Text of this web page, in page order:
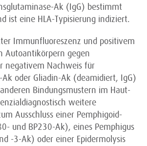
Ak (IgG) bestimmt
ist eine HLA-Typisierung indiziert.
Immunfluoreszenz und positivem
Autoantikörpern gegen
negativem Nachweis für
Ak oder Gliadin-Ak (deamidiert, IgG)
Bindungsmustern im Haut-
weitere
Ausschluss einer Pemphigoid-
und BP230-Ak), eines Pemphigus
-3-Ak) oder einer Epidermolysis